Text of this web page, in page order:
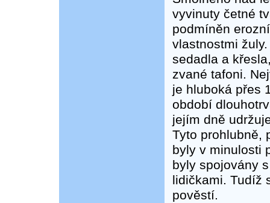
vyvinuty četné
podmíněn
vlastnostmi
sedadla a
zvané tafoni.
je hluboká přes
období
jejím dně
Tyto prohlubně,
byly v minulosti
byly spojovány
lidičkami. Tudíž
pověstí.